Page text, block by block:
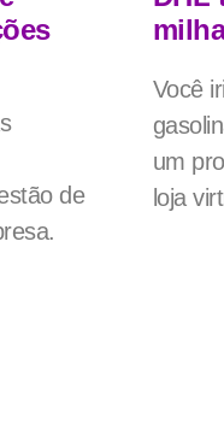
de
Você
um
loja